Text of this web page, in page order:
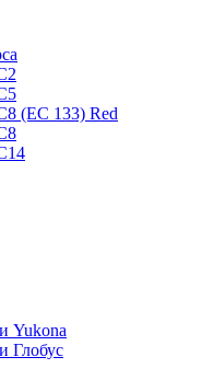
(ЕС 133) Red
Yukona
Глобус